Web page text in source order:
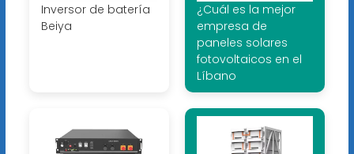
Inversor de batería
Beiya
¿Cuál es la mejor
empresa de
paneles solares
fotovoltaicos en el
Líbano